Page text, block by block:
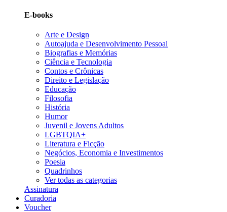
E-books
Arte e Design
Autoajuda e Desenvolvimento Pessoal
Biografias e Memórias
Ciência e Tecnologia
Contos e Crônicas
Direito e Legislação
Educação
Filosofia
História
Humor
Juvenil e Jovens Adultos
LGBTQIA+
Literatura e Ficção
Negócios, Economia e Investimentos
Poesia
Quadrinhos
Ver todas as categorias
Assinatura
Curadoria
Voucher